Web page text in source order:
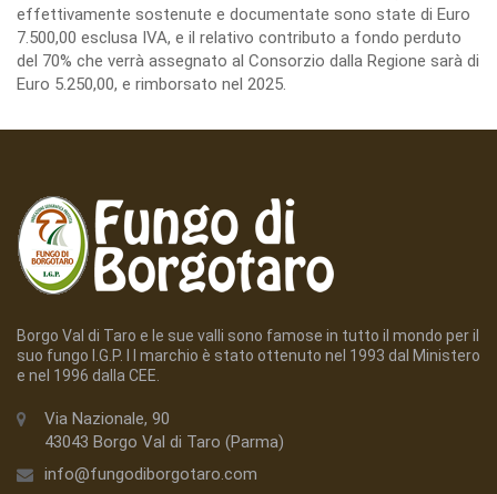
effettivamente sostenute e documentate sono state di Euro
7.500,00 esclusa IVA, e il relativo contributo a fondo perduto
del 70% che verrà assegnato al Consorzio dalla Regione sarà di
Euro 5.250,00, e rimborsato nel 2025.
Borgo Val di Taro e le sue valli sono famose in tutto il mondo per il
suo fungo I.G.P. I l marchio è stato ottenuto nel 1993 dal Ministero
e nel 1996 dalla CEE.
Via Nazionale, 90
43043 Borgo Val di Taro (Parma)
info@fungodiborgotaro.com